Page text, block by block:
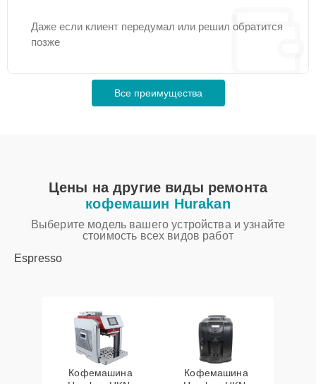
Даже если клиент передумал или решил обратится
позже
Все преимущества
Цены на другие виды ремонта
кофемашин Hurakan
Выберите модель вашего устройства и узнайте
стоимость всех видов работ
Espresso
Кофемашина
Кофемашина